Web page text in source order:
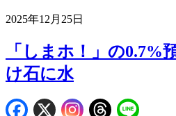
2025年12月25日
「しまホ！」の0.7%
け石に水